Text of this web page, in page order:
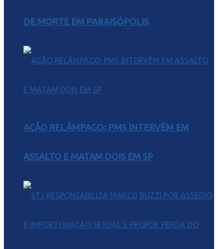
DE MORTE EM PARAISÓPOLIS
AÇÃO RELÂMPAGO: PMS INTERVÊM EM
ASSALTO E MATAM DOIS EM SP